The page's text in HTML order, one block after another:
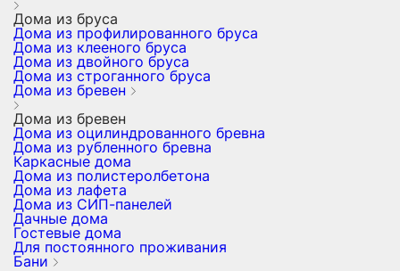
Дома из бруса
Дома из профилированного бруса
Дома из клееного бруса
Дома из двойного бруса
Дома из строганного бруса
Дома из бревен
Дома из бревен
Дома из оцилиндрованного бревна
Дома из рубленного бревна
Каркасные дома
Дома из полистеролбетона
Дома из лафета
Дома из СИП-панелей
Дачные дома
Гостевые дома
Для постоянного проживания
Бани